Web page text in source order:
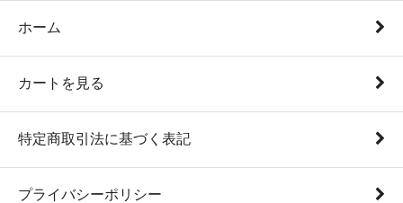
ホーム
カートを見る
特定商取引法に基づく表記
プライバシーポリシー